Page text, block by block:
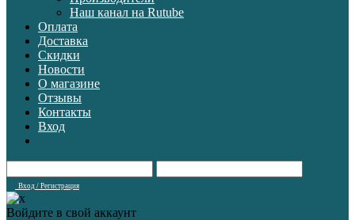
Наш канал на Rutube
Оплата
Доставка
Скидки
Новости
О магазине
Отзывы
Контакты
Вход
Вход / Регистрация
Войдите в свой аккаунт